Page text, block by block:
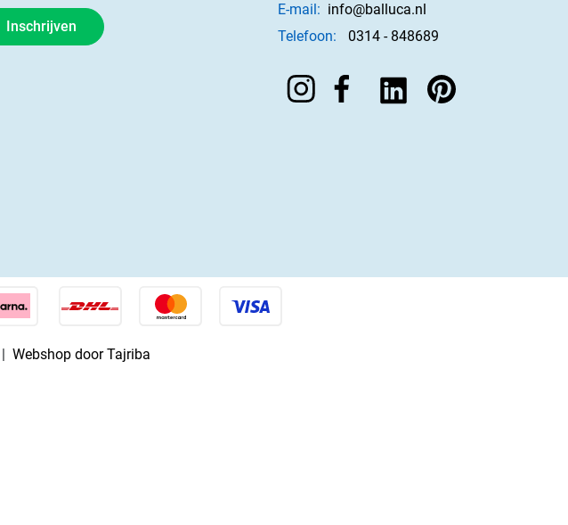
Inschrijven
E-mail: info@balluca.nl
Telefoon:
0314 - 848689
| Webshop door Tajriba